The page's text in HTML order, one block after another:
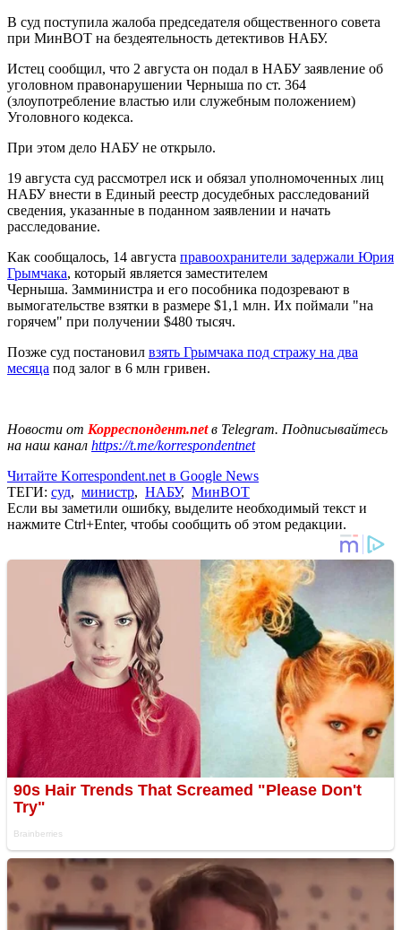
В суд поступила жалоба председателя общественного совета
при МинВОТ на бездеятельность детективов НАБУ.
Истец сообщил, что 2 августа он подал в НАБУ заявление об
уголовном правонарушении Черныша по ст. 364
(злоупотребление властью или служебным положением)
Уголовного кодекса.
При этом дело НАБУ не открыло.
19 августа суд рассмотрел иск и обязал уполномоченных лиц
НАБУ внести в Единый реестр досудебных расследований
сведения, указанные в поданном заявлении и начать
расследование.
Как сообщалось, 14 августа правоохранители задержали Юрия
Грымчака, который является заместителем
Черныша. Замминистра и его пособника подозревают в
вымогательстве взятки в размере $1,1 млн. Их поймали "на
горячем" при получении $480 тысяч.
Позже суд постановил взять Грымчака под стражу на два
месяца под залог в 6 млн гривен.
Новости от Корреспондент.netв Telegram. Подписывайтесь
на наш канал https://t.me/korrespondentnet
Читайте Korrespondent.net в Google News
ТЕГИ: суд, министр, НАБУ, МинВОТ
Если вы заметили ошибку, выделите необходимый текст и
нажмите Ctrl+Enter, чтобы сообщить об этом редакции.